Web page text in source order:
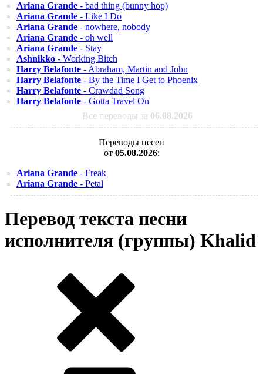
Ariana Grande - bad thing (bunny hop)
Ariana Grande - Like I Do
Ariana Grande - nowhere, nobody
Ariana Grande - oh well
Ariana Grande - Stay
Ashnikko - Working Bitch
Harry Belafonte - Abraham, Martin and John
Harry Belafonte - By the Time I Get to Phoenix
Harry Belafonte - Crawdad Song
Harry Belafonte - Gotta Travel On
Все переводы за 06.08.2026
Переводы песен
от 05.08.2026:
Ariana Grande - Freak
Ariana Grande - Petal
Перевод текста песни
исполнителя (группы) Khalid